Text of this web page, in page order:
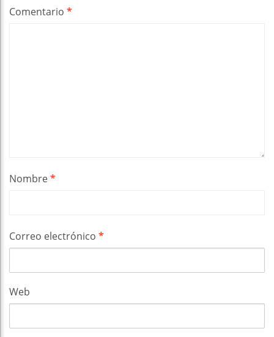
Comentario *
Nombre*
Correo electrónico *
Web